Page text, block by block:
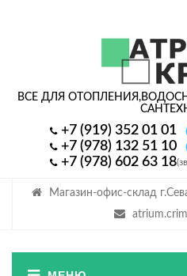
Магазин-офис-склад
ВСЕ ДЛЯ ОТОПЛЕНИЯ,
+7 (919) 352 01 01
+7 (978) 132 51 10
+7 (978) 602 63 18